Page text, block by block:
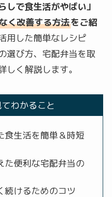
しで食生活がやばい」
く改善する方法をご紹
用した簡単なレシピ
選び方、宅配弁当を取
しく解説します。
わかること
食生活を簡単＆時短
た便利な宅配弁当の
続けるためのコツ